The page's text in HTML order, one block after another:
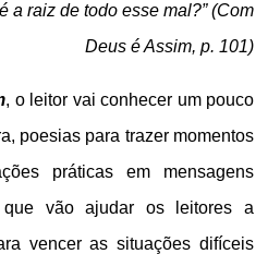
a raiz de todo esse mal?” (Com
Deus é Assim, p. 101)
, o leitor vai conhecer um pouco
poesias para trazer momentos
práticas em mensagens
que vão ajudar os leitores a
vencer as situações difíceis